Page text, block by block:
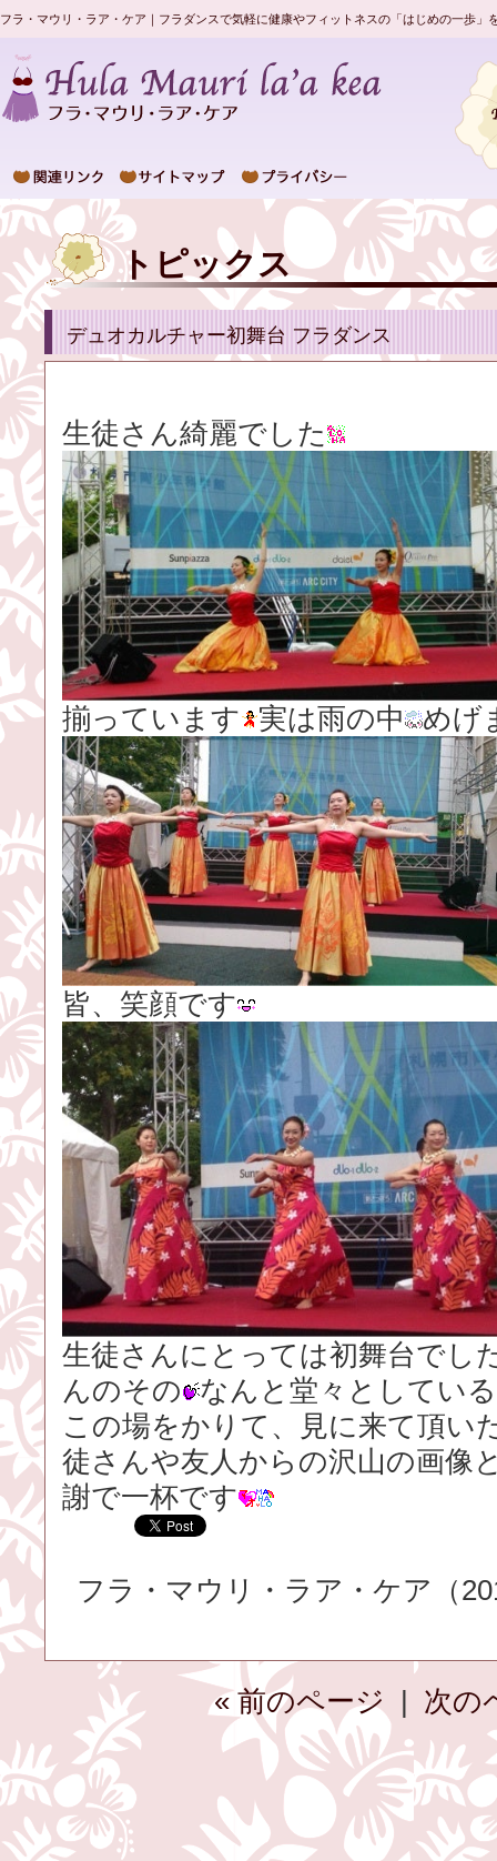
フラ・マウリ・ラア・ケア｜フラダンスで気軽に健康やフィットネスの「はじめの一歩
トピックス
デュオカルチャー初舞台 フラダンス
生徒さん綺麗でした
揃っています 実は雨の中 めげ
皆、笑顔です
生徒さんにとっては初舞台でし
んのその
なんと堂々としてい
この場をかりて、見に来て頂い
徒さんや友人からの沢山の画像
謝で一杯です
フラ・マウリ・ラア・ケア（
« 前のページ 次の